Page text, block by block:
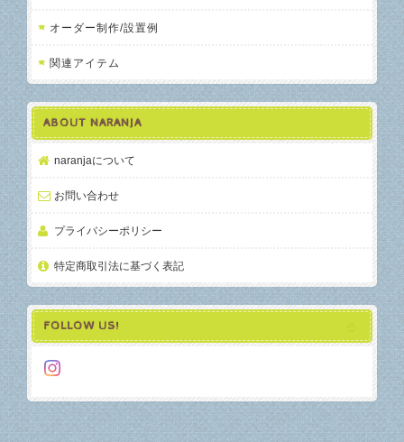
オーダー制作/設置例
関連アイテム
ABOUT NARANJA
naranjaについて
お問い合わせ
プライバシーポリシー
特定商取引法に基づく表記
FOLLOW US!